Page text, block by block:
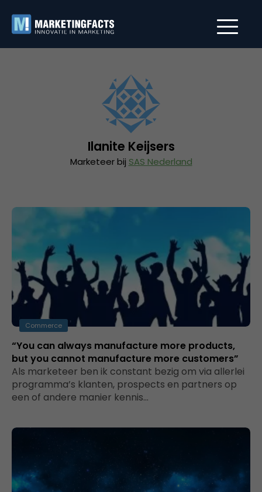
Ilanite Keijsers
Marketeer bij SAS Nederland
Commerce
“You can always manufacture more products,
but you cannot manufacture more customers”
Als marketeer ben ik constant bezig om via allerlei
programma’s klanten, prospects en partners op
een of andere manier kennis…